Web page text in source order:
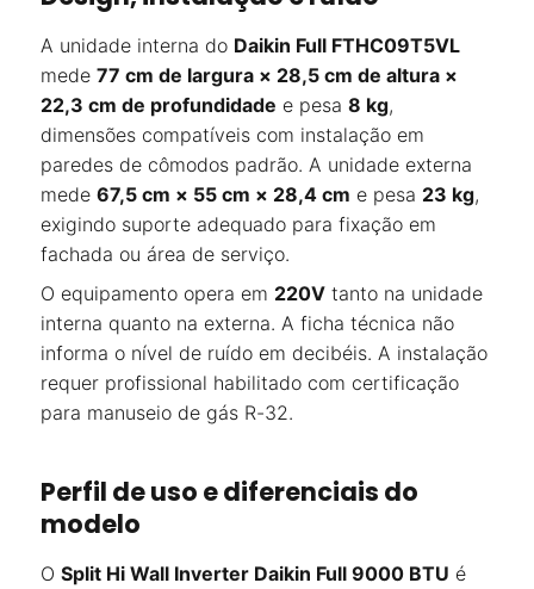
A unidade interna do Daikin Full FTHC09T5VL
mede 77 cm de largura × 28,5 cm de altura ×
22,3 cm de profundidade e pesa 8 kg,
dimensões compatíveis com instalação em
paredes de cômodos padrão. A unidade externa
mede 67,5 cm × 55 cm × 28,4 cm e pesa 23 kg,
exigindo suporte adequado para fixação em
fachada ou área de serviço.
O equipamento opera em 220V tanto na unidade
interna quanto na externa. A ficha técnica não
informa o nível de ruído em decibéis. A instalação
requer profissional habilitado com certificação
para manuseio de gás R-32.
Perfil de uso e diferenciais do
modelo
O Split Hi Wall Inverter Daikin Full 9000 BTU é